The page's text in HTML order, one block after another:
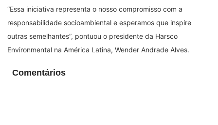
“Essa iniciativa representa o nosso compromisso com a
responsabilidade socioambiental e esperamos que inspire
outras semelhantes”, pontuou o presidente da Harsco
Environmental na América Latina, Wender Andrade Alves.
Comentários